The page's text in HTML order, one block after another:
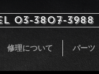
03-3807-3988
修理について パーツ